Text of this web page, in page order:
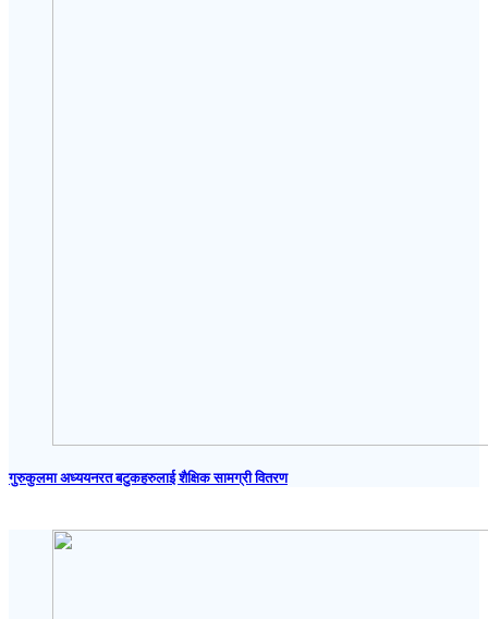
गुरुकुलमा अध्ययनरत बटुकहरुलाई शैक्षिक सामग्री वितरण